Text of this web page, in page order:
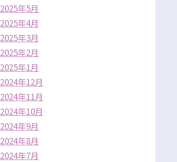
2025年5月
2025年4月
2025年3月
2025年2月
2025年1月
2024年12月
2024年11月
2024年10月
2024年9月
2024年8月
2024年7月